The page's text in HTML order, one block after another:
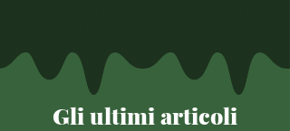
Gli ultimi articoli